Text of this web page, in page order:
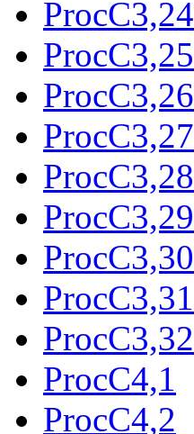
ProcC3,24
ProcC3,25
ProcC3,26
ProcC3,27
ProcC3,28
ProcC3,29
ProcC3,30
ProcC3,31
ProcC3,32
ProcC4,1
ProcC4,2